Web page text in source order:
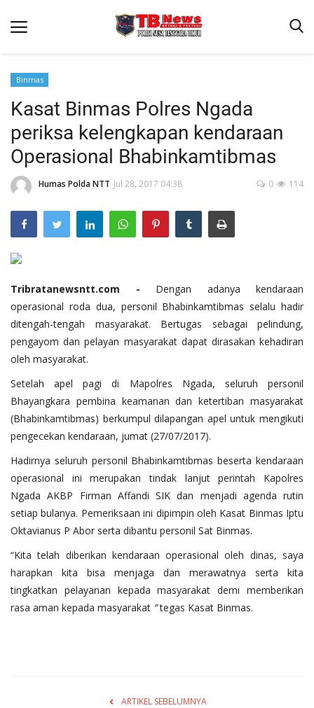
Beranda
Binkam
Terms & Conditions
Reskrim
Lantas
Polisi Kita
Mitra Polisi
Giat Ops
Link Polda NTT
Binmas
Kasat Binmas Polres Ngada
periksa kelengkapan kendaraan
Operasional Bhabinkamtibmas
Humas Polda NTT Jul 28, 2017 04:38 114
0
Tribratanewsntt.com - Dengan adanya kendaraan
operasional roda dua, personil Bhabinkamtibmas selalu hadir
ditengah-tengah masyarakat. Bertugas sebagai pelindung,
pengayom dan pelayan masyarakat dapat dirasakan kehadiran
oleh masyarakat.
Setelah apel pagi di Mapolres Ngada, seluruh personil
Bhayangkara pembina keamanan dan ketertiban masyarakat
(Bhabinkamtibmas) berkumpul dilapangan apel untuk mengikuti
pengecekan kendaraan, jumat (27/07/2017).
Hadirnya seluruh personil Bhabinkamtibmas beserta kendaraan
operasional ini merupakan tindak lanjut perintah Kapolres
Ngada AKBP Firman Affandi SIK dan menjadi agenda rutin
setiap bulanya. Pemeriksaan ini dipimpin oleh Kasat Binmas Iptu
Oktavianus P Abor serta dibantu personil Sat Binmas.
“Kita telah diberikan kendaraan operasional oleh dinas, saya
harapkan kita bisa menjaga dan merawatnya serta kita
tingkatkan pelayanan kepada masyarakat demi memberikan
rasa aman kepada masyarakat ”tegas Kasat Binmas.
ARTIKEL SEBELUMNYA